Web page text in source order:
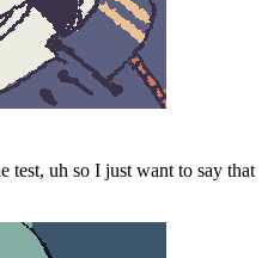
test, uh so I just want to say that